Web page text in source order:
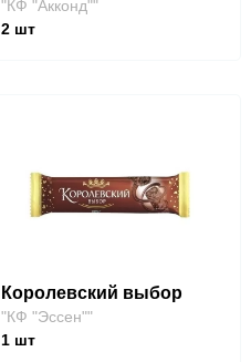
"КФ "Акконд""
2 шт
Королевский выбор
"КФ "Эссен""
1 шт